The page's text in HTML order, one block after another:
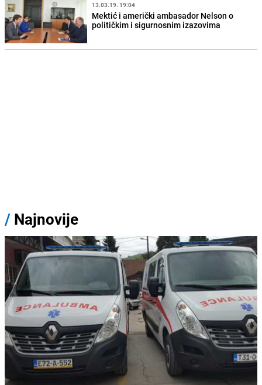
13.03.19. 19:04
Mektić i američki ambasador Nelson o
političkim i sigurnosnim izazovima
/ Najnovije